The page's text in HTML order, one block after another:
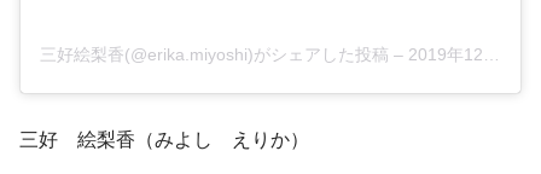
三好絵梨香(@erika.miyoshi)がシェアした投稿 – 2019年12月月5日午前7時23分PST
三好 絵梨香（みよし えりか）